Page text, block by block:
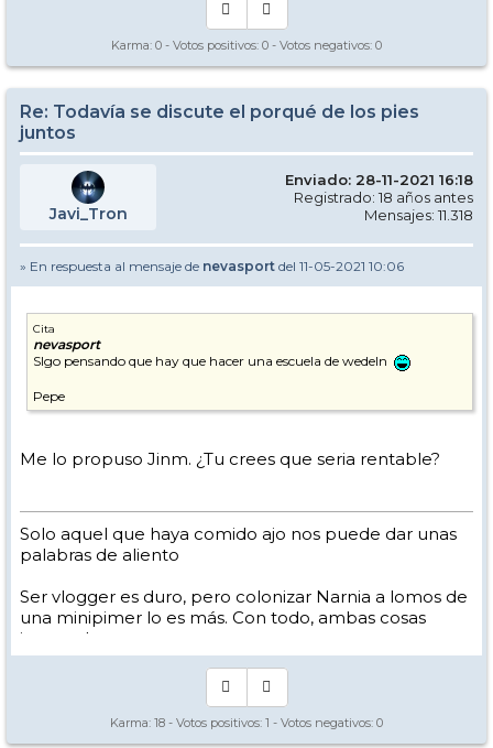
Karma: 0 - Votos positivos: 0 - Votos negativos: 0
Re: Todavía se discute el porqué de los pies
juntos
Javi_Tron
Enviado: 28-11-2021 16:18
Registrado: 18 años antes
Mensajes: 11.318
» En respuesta al mensaje de nevasport del 11-05-2021 10:06
Cita
nevasport
SIgo pensando que hay que hacer una escuela de wedeln
Pepe
Me lo propuso Jinm. ¿Tu crees que seria rentable?
Solo aquel que haya comido ajo nos puede dar unas
palabras de aliento
Ser vlogger es duro, pero colonizar Narnia a lomos de
una minipimer lo es más. Con todo, ambas cosas
intento hacer.
Yo hago esquí extremo : voy de extremo a extremo
Los caminos del esquí son inescrotables ...
Karma: 18 - Votos positivos: 1 - Votos negativos: 0